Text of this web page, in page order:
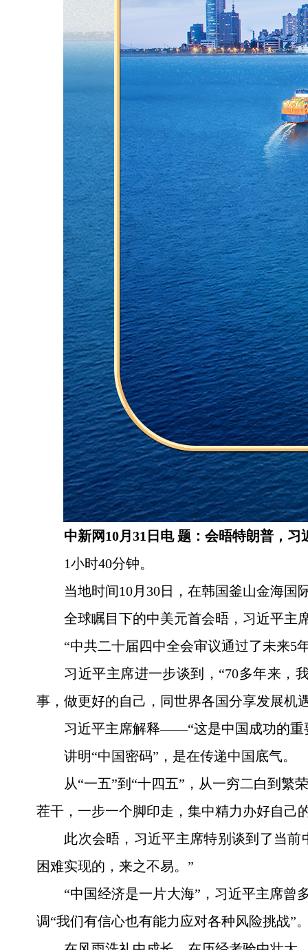
中新网10月31日电 题：会晤特朗普，习
1小时40分钟。
当地时间10月30日，在韩国釜山金海
全球瞩目下的中美元首会晤，习近平主
“中共二十届四中全会审议通过了未来5
习近平主席进一步谈到，“70多年来，
事，做更好的自己，同世界各国分享发展机
习近平主席解释——“这是中国成功的重
讲明“中国密码”，是在传递中国底气。
从“一五”到“十四五”，从一穷二白到
茬干，一步一个脚印走，集中精力办好自己
此次会晤，习近平主席特别谈到了当
困难实现的，来之不易。”
“中国经济是一片大海”，习近平主席曾
调“我们有信心也有能力应对各种风险挑战”